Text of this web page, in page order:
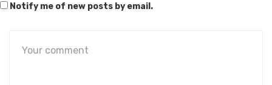
Notify me of new posts by email.